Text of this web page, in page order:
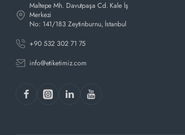
Maltepe Mh. Davutpaşa Cd. Kale İş
Merkezi
No: 141/183 Zeytinburnu, İstanbul
+90 532 302 71 75
info@etiketimiz.com